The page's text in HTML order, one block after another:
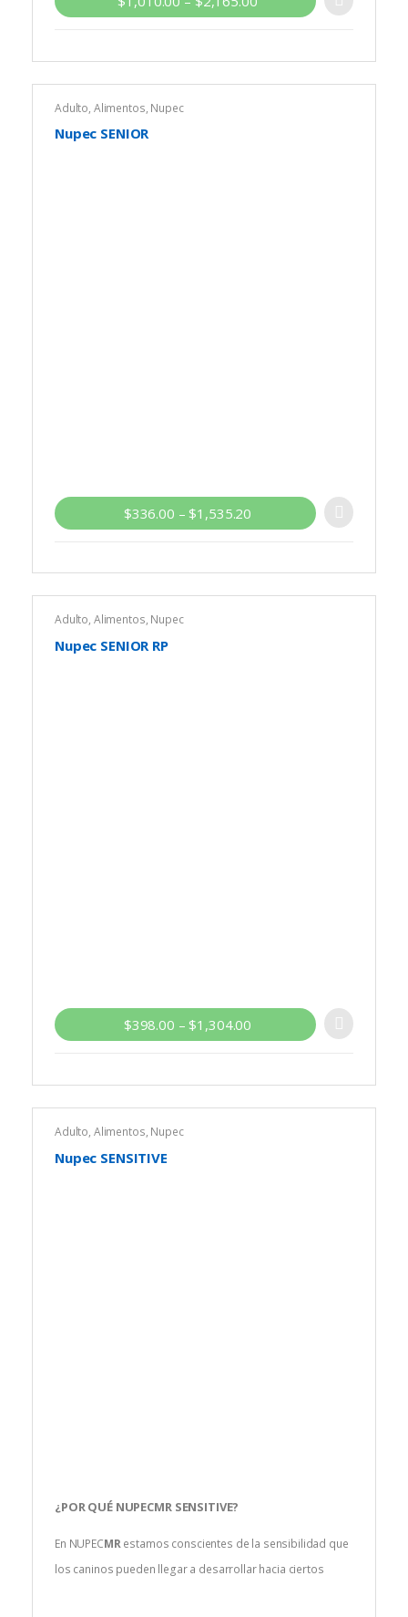
Consulta a tu médico veterinario para determinar
Adulto, Alimentos, Nupec
Nupec SENIOR
$336.00 – $1,535.20
Adulto, Alimentos, Nupec
Nupec SENIOR RP
$398.00 – $1,304.00
Adulto, Alimentos, Nupec
Nupec SENSITIVE
¿POR QUÉ NUPECMRSENSITIVE?
En NUPECMRestamos conscientes de la sensibilidad que
los caninos pueden llegar a desarrollar hacia ciertos